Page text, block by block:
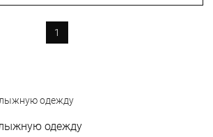
1
одежду